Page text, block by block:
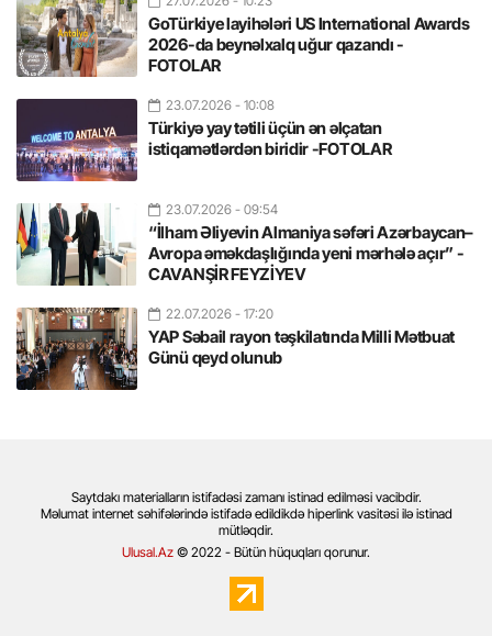
GoTürkiye layihələri US International Awards
2026-da beynəlxalq uğur qazandı -
FOTOLAR
23.07.2026 - 10:08
Türkiyə yay tətili üçün ən əlçatan
istiqamətlərdən biridir -FOTOLAR
23.07.2026 - 09:54
“İlham Əliyevin Almaniya səfəri Azərbaycan–
Avropa əməkdaşlığında yeni mərhələ açır” -
CAVANŞİR FEYZİYEV
22.07.2026 - 17:20
YAP Səbail rayon təşkilatında Milli Mətbuat
Günü qeyd olunub
Saytdakı materialların istifadəsi zamanı istinad edilməsi vacibdir.
Məlumat internet səhifələrində istifadə edildikdə hiperlink vasitəsi ilə istinad
mütləqdir.
Ulusal.Az © 2022 - Bütün hüquqları qorunur.